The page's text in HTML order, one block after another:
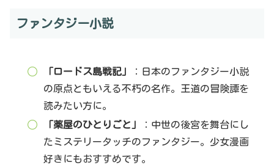
ファンタジー小説
「ロードス島戦記」
：日本のファンタジー小説
の原点ともいえる不朽の名作。王道の冒険譚を
読みたい方に。
「薬屋のひとりごと」
：中世の後宮を舞台にし
たミステリータッチのファンタジー。少女漫画
好きにもおすすめです。